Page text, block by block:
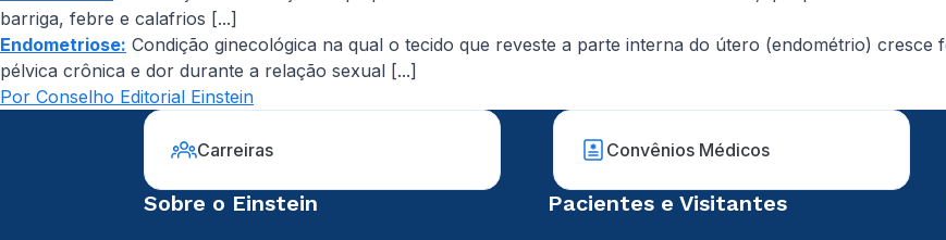
barriga, febre e calafrios [...]
Endometriose: Condição ginecológica na qual o tecido que reveste a parte interna do útero (endométrio)
pélvica crônica e dor durante a relação sexual [...]
Por Conselho Editorial Einstein
Carreiras Convênios Médicos
Sobre o Einstein Pacientes e Visitantes